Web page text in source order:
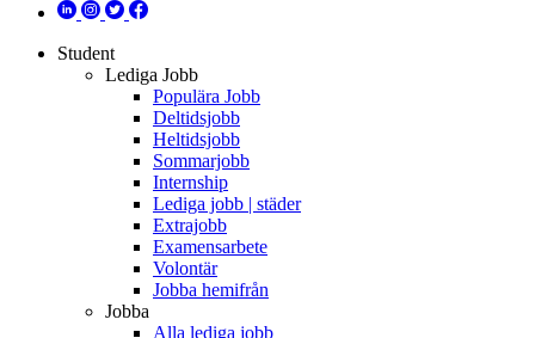
Student
Lediga Jobb
Populära Jobb
Deltidsjobb
Heltidsjobb
Sommarjobb
Internship
Lediga jobb | städer
Extrajobb
Examensarbete
Volontär
Jobba hemifrån
Jobba
Alla lediga jobb